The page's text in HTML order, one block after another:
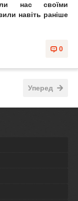
нас своїми
навіть раніше
0
Уперед